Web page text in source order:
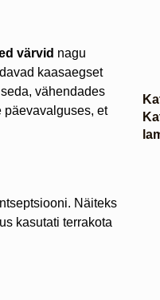
värvid nagu
kaasaegset
vähendades
päevavalguses, et
Näiteks
kasutati terrakota